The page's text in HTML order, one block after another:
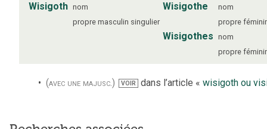
Wisigoth nom
propre masculin singulier
Wisigothe
nom
propre
Wisigothes nom
propre
(avec une majusc.) VOIR dans l’article « wisigoth ou